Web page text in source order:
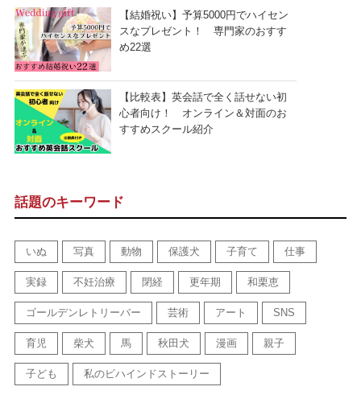
【結婚祝い】予算5000円でハイセン
スなプレゼント！ 専門家のおすす
め22選
【比較表】英会話で全く話せない初
心者向け！ オンライン＆対面のお
すすめスクール紹介
話題のキーワード
いぬ 写真 動物 保護犬 子育て 仕事
実録 不妊治療 閉経 更年期 和栗恵
ゴールデンレトリーバー 芸術 アート SNS
育児 柴犬 馬 秋田犬 漫画 親子
子ども 私のビハインドストーリー